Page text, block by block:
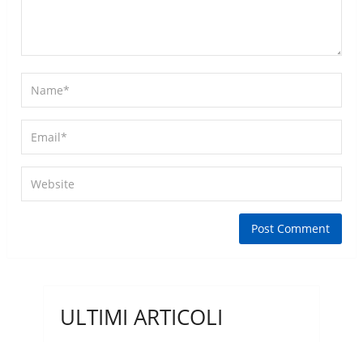
ULTIMI ARTICOLI